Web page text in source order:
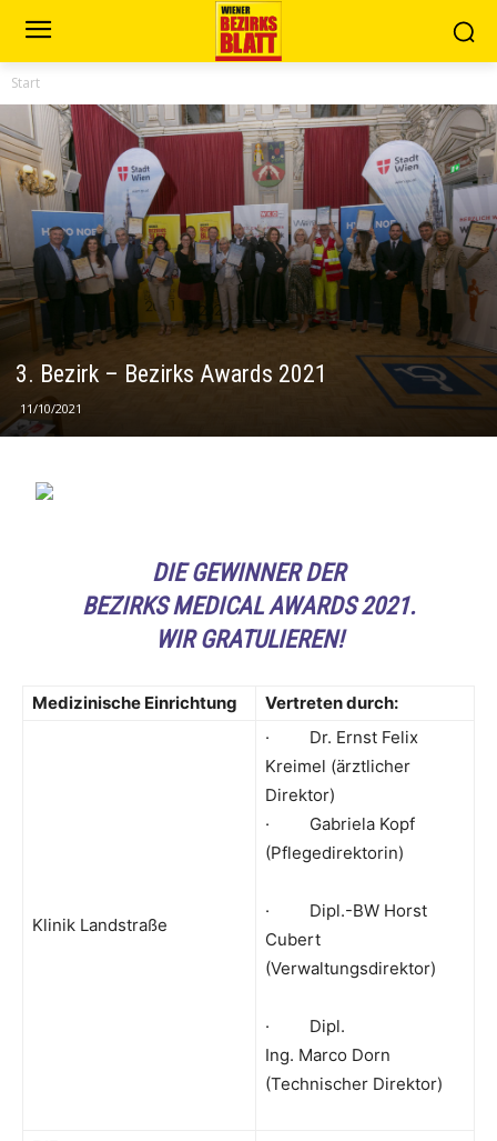
Start
3. Bezirk – Bezirks Awards 2021
11/10/2021
DIE GEWINNER DER
BEZIRKS MEDICAL AWARDS 2021.
WIR GRATULIEREN!
Medizinische Einrichtung Vertreten durch:
Klinik Landstraße
· Dr. Ernst Felix
Kreimel (ärztlicher
Direktor)
· Gabriela Kopf
(Pflegedirektorin)
· Dipl.-BW Horst
Cubert
(Verwaltungsdirektor)
· Dipl.
Ing. Marco Dorn
(Technischer Direktor)